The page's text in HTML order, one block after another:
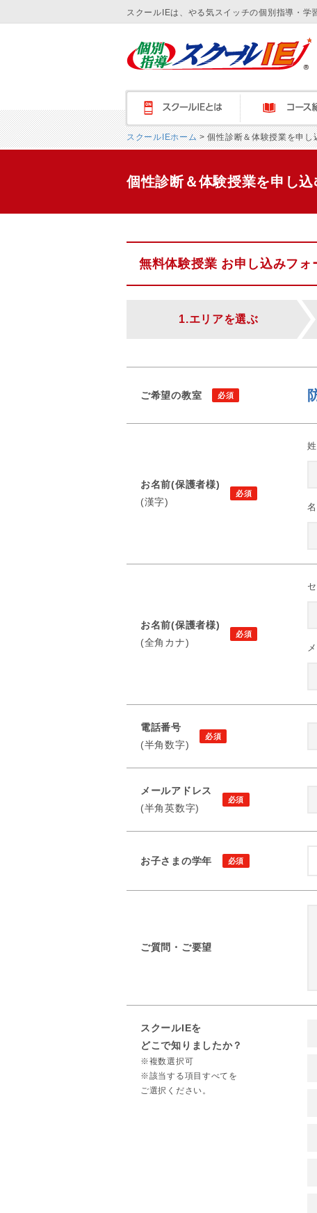
スクールIEは、やる気スイッチの個別指導・学
スクールＩＥとは コース紹介
スクールIEホーム> 個性診断＆体験授業を申し
個性診断＆体験授業を申し込
無料体験授業 お申し込みフォ
1.エリアを選ぶ
ご希望の教室
お名前(保護者様)
(漢字)
姓
名
お名前(保護者様)
(全角カナ)
電話番号
(半角数字)
メールアドレス
(半角英数字)
お子さまの学年
ご質問・ご要望
スクールIEを
どこで知りましたか？
※複数選択可
※該当する項目すべてを
ご選択ください。